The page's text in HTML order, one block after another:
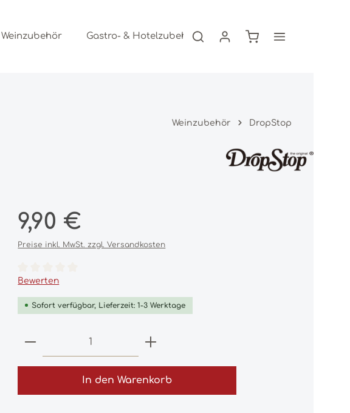
Weinzubehör Gastro- & Hotelzubehör Freizeitartikel
Warenkorb enthält
Weinzubehör DropStop
Regulärer Preis:
9,90 €
Preise inkl. MwSt. zzgl. Versandkosten
Durchschnittliche Bewertung von 0 von 5 Sternen
Bewerten
Sofort verfügbar, Lieferzeit: 1-3 Werktage
Produkt Anzahl: Gib den gewünschten
In den Warenkorb